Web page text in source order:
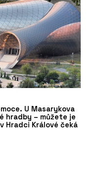
U Masarykova
hradby – můžete je
Hradci Králové čeká